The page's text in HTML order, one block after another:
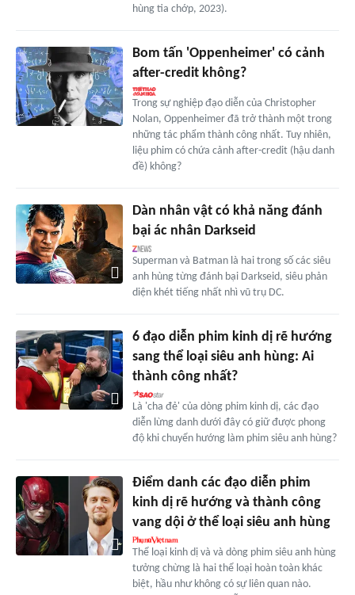
hùng tia chớp, 2023).
Bom tấn 'Oppenheimer' có cảnh
after-credit không?
Trong sự nghiệp đạo diễn của Christopher
Nolan, Oppenheimer đã trở thành một trong
những tác phẩm thành công nhất. Tuy nhiên,
liệu phim có chứa cảnh after-credit (hậu danh
đề) không?
Dàn nhân vật có khả năng đánh
bại ác nhân Darkseid
Superman và Batman là hai trong số các siêu
anh hùng từng đánh bại Darkseid, siêu phản
diện khét tiếng nhất nhì vũ trụ DC.
6 đạo diễn phim kinh dị rẽ hướng
sang thể loại siêu anh hùng: Ai
thành công nhất?
Là 'cha đẻ' của dòng phim kinh dị, các đạo
diễn lừng danh dưới đây có giữ được phong
độ khi chuyển hướng làm phim siêu anh hùng?
Điểm danh các đạo diễn phim
kinh dị rẽ hướng và thành công
vang dội ở thể loại siêu anh hùng
Thể loại kinh dị và và dòng phim siêu anh hùng
tưởng chừng là hai thể loại hoàn toàn khác
biệt, hầu như không có sự liên quan nào.